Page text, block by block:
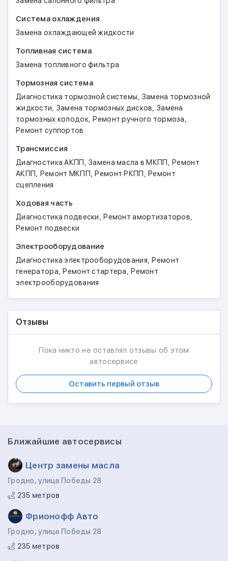
Система охлаждения
Замена охлаждающей жидкости
Топливная система
Замена топливного фильтра
Тормозная система
Диагностика тормозной системы, Замена тормозной
жидкости, Замена тормозных дисков, Замена
тормозных колодок,Ремонт ручного тормоза,
Ремонт суппортов
Трансмиссия
Диагностика АКПП ,Замена масла в МКПП ,Ремонт
АКПП, Ремонт МКПП,Ремонт РКПП ,Ремонт
сцепления
Ходовая часть
Диагностика подвески,Ремонт амортизаторов,
Ремонт подвески
Электрооборудование
Диагностика электрооборудования,Ремонт
генератора,Ремонт стартера,Ремонт
электрооборудования
Отзывы
Пока никто не оставлял отзывы об этом
автосервисе
Оставить первый отзыв
Ближайшие автосервисы
Центр замены масла
Гродно, улица Победы 28
235 метров
Фрионофф Авто
Гродно, улица Победы 28
235 метров